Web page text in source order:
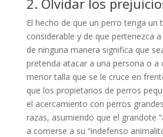
El hecho de que un perro tenga un
considerable y de que pertenezca
de ninguna manera significa que
pretenda atacar a una persona o a
menor talla que se le cruce en
que los propietarios de perros
el acercamiento con perros
razas, asumiendo que el grandote
a comerse a su “indefenso